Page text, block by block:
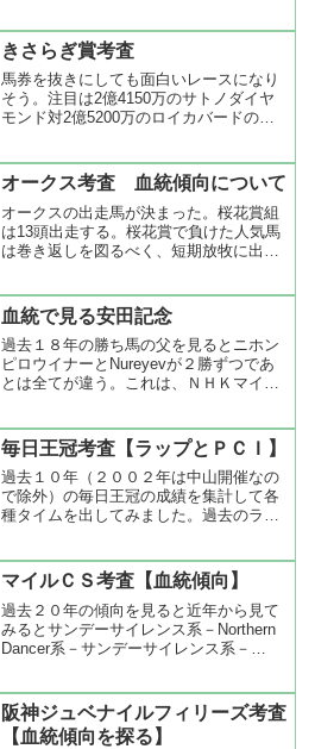
は条件馬が多い。一番軽いハンディのエ
キゾーストノートは収得賞...
きさらぎ賞考査
馬券を抜きにしても面白いレースになり
そう。注目は2億4150万のサトノダイヤ
モンド対2億5200万のロイカバードの再
の2戦を連勝している。前走の福寿草特
別ではレースの上...
オークス考査 血統傾向について
オークスの出走馬が決まった。桜花賞組
は13頭出走する。桜花賞で負けた人気馬
は巻き返しを図るべく、短期放牧に出さ
ィズジョイ、ディアマイダーリン、マキ
シマムドパリの上位3頭...
血統で見る安田記念
過去１８年の勝ち馬の父を見るとニホン
ピロウイナーとNureyevが２勝ずつであ
とは全てが違う。これは、ＮＨＫマイル
牡馬が勝てないコースなのかもしれな
い。言い直せ...
毎日王冠考査【ラップとＰＣＩ】
過去１０年（２００２年は中山開催なの
で除外）の毎日王冠の成績を集計して各
種タイムを出してみました。過去のラッ
が遅かった２００５年を除く８年間の平
均ラップは「35.09-...
マイルＣＳ考査【血統傾向】
過去２０年の傾向を見ると近年から見て
みるとサンデーサイレンス系－Northern
Dancer系－サンデーサイレンス系－
Northern Dancer系とNa...
阪神ジュベナイルフィリーズ考査
【血統傾向を探る】